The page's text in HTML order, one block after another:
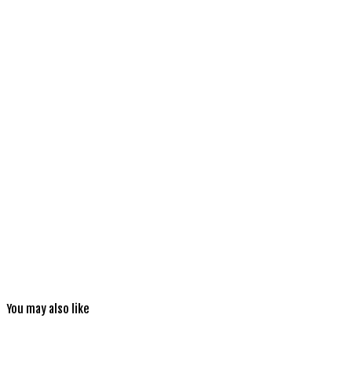
You may also like